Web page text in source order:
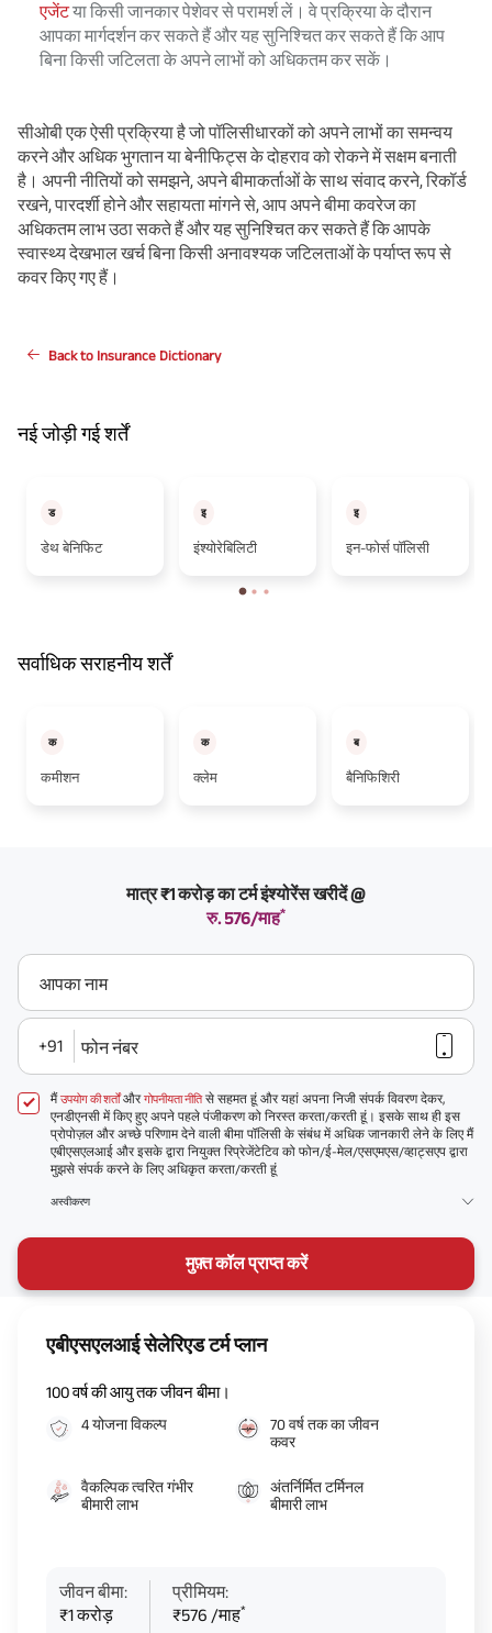
एजेंटया किसी जानकार पेशेवर से परामर्श लें। वे प्रक्रिया के दौरान
आपका मार्गदर्शन कर सकते हैं और यह सुनिश्चित कर सकते हैं कि आप
बिना किसी जटिलता के अपने लाभों को अधिकतम कर सकें।
सीओबी एक ऐसी प्रक्रिया है जो पॉलिसीधारकों को अपने लाभों का समन्वय
करने और अधिक भुगतान या बेनीफिट्स के दोहराव को रोकने में सक्षम बनाती
है। अपनी नीतियों को समझने, अपने बीमाकर्ताओं के साथ संवाद करने, रिकॉर्ड
रखने, पारदर्शी होने और सहायता मांगने से, आप अपने बीमा कवरेज का
अधिकतम लाभ उठा सकते हैं और यह सुनिश्चित कर सकते हैं कि आपके
स्वास्थ्य देखभाल खर्च बिना किसी अनावश्यक जटिलताओं के पर्याप्त रूप से
कवर किए गए हैं।
Back to Insurance Dictionary
नई जोड़ी गई शर्तें
ड
डेथ बेनिफिट
इ
इंश्योरेबिलिटी
इ
इन-फोर्स पॉलिसी
सर्वाधिक सराहनीय शर्तें
क
कमीशन
क
क्लेम
ब
बैनिफिशिरी
मात्र ₹1 करोड़ का टर्म इंश्योरेंस खरीदें @
रु. 576/माह*
आपका नाम
+91 फोन नंबर
मैंउपयोग की शर्तोंऔरगोपनीयता नीतिसे सहमत हूं और यहां अपना निजी संपर्क विवरण देकर,
एनडीएनसी में किए हुए अपने पहले पंजीकरण को निरस्त करता/करती हूं। इसके साथ ही इस
प्रोपोज़ल और अच्छे परिणाम देने वाली बीमा पॉलिसी के संबंध में अधिक जानकारी लेने के लिए मैं
एबीएसएलआई और इसके द्वारा नियुक्त रिप्रेजेंटेटिव को फोन/ई-मेल/एसएमएस/व्हाट्सएप द्वारा
मुझसे संपर्क करने के लिए अधिकृत करता/करती हूं
अस्वीकरण
मुफ़्त कॉल प्राप्त करें
एबीएसएलआई सेलेरिएड टर्म प्लान
100 वर्ष की आयु तक जीवन बीमा।
4 योजना विकल्प
70 वर्ष तक का जीवन
कवर
वैकल्पिक त्वरित गंभीर
बीमारी लाभ
अंतर्निर्मित टर्मिनल
बीमारी लाभ
जीवन बीमा:
₹1 करोड़
प्रीमियम:
₹576 /माह*